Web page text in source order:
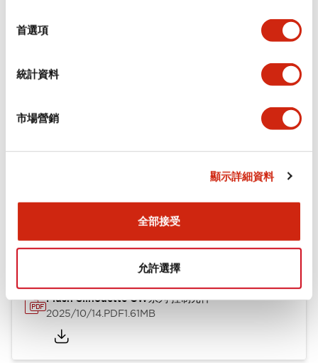
首選項
統計資料
市場營銷
顯示詳細資料
全部接受
允許選擇
功能規格
機械規格
型錄和宣傳手冊 CAD檔 認證與標準
Flush Silhouette CW系列 控制元件
2025/10/14.PDF1.61MB